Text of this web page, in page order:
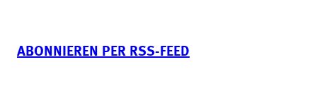
ABONNIEREN PER RSS-FEED